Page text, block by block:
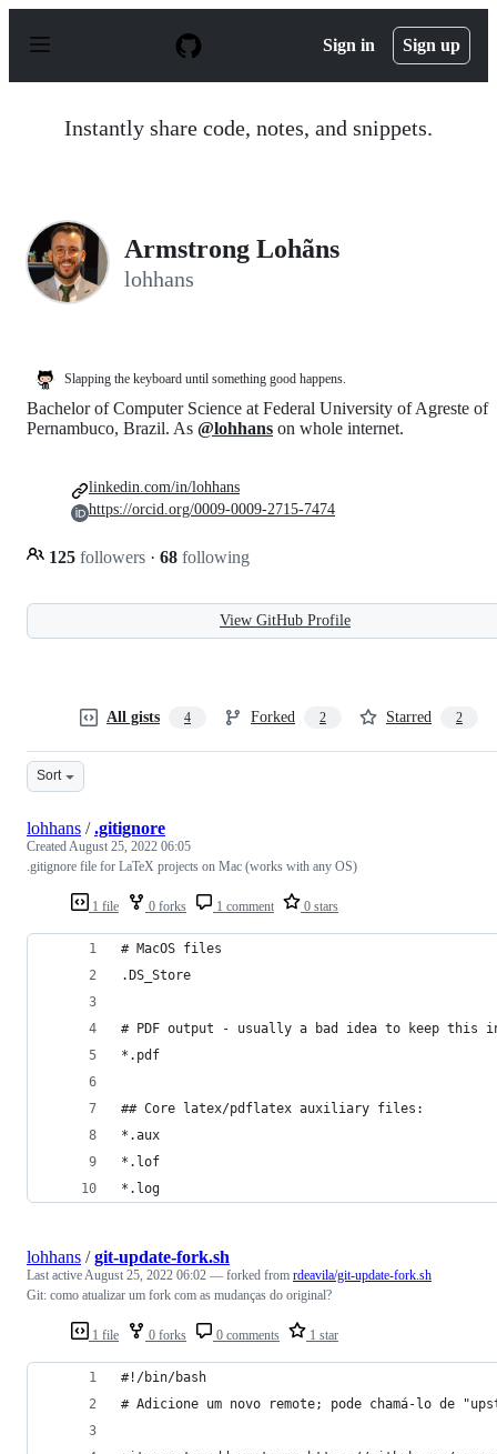
p
Sign in Sign up
Instantly share code, notes, and snippets.
Armstrong Lohãns
lohhans
Slapping the keyboard until something good happens.
Bachelor of Computer Science at Federal University of Agreste of
Pernambuco, Brazil. As @lohhans on whole internet.
125 followers · 68 following
linkedin.com/in/lohhans
https://orcid.org/0009-0009-2715-7474
View GitHub Profile
All gists 4 Forked 2 Starred 2
Sort
1 file 0 forks 1 comment 0 stars
lohhans /.gitignore
CreatedAugust 25, 2022 06:05
.gitignore file for LaTeX projects on Mac (works with any OS)
# MacOS files
.DS_Store
# PDF output - usually a bad idea to keep this
*.pdf
## Core latex/pdflatex auxiliary files:
*.aux
*.lof
*.log
1 file 0 forks 0 comments 1 star
lohhans /git-update-fork.sh
Last activeAugust 25, 2022 06:02 — forked from rdeavila/git-update-fork.sh
Git: como atualizar um fork com as mudanças do original?
#!/bin/bash
# Adicione um novo remote; pode chamá-lo de